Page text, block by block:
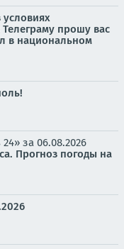
прошу вас
в национальном
за 06.08.2026
Прогноз погоды на